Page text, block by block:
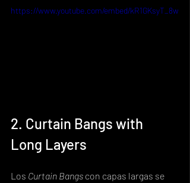
https://www.youtube.com/embed/kR1GKsyT_8w
2. Curtain Bangs with
Long Layers
Los Curtain Bangs con capas largas se